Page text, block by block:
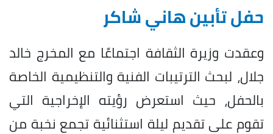
حفل تأبين هاني شاكر
وعقدت وزيرة الثقافة اجتماعًا مع المخرج خالد
جلال، لبحث الترتيبات الفنية والتنظيمية الخاصة
بالحفل، حيث استعرض رؤيته الإخراجية التي
تقوم على تقديم ليلة استثنائية تجمع نخبة من